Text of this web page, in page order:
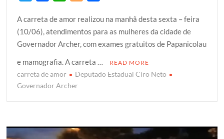
i
t
t
e
r
c
e
b
o
o
k
a
t
s
A
p
p
o
g
g
e
r
a
r
e
A carreta de amor realizou na manhã desta sexta – feira
(10/06), atendimentos para as mulheres da cidade de
Governador Archer, com exames gratuitos de Papanicolau
e mamografia. A carreta …
READ MORE
carreta de amor
Deputado Estadual Ciro Neto
Governador Archer